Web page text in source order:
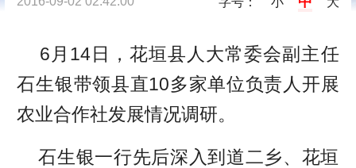
6月14日，花垣县人大常委会副主任
石生银带领县直10多家单位负责人开展
农业合作社发展情况调研。
石生银一行先后深入到道二乡、花垣